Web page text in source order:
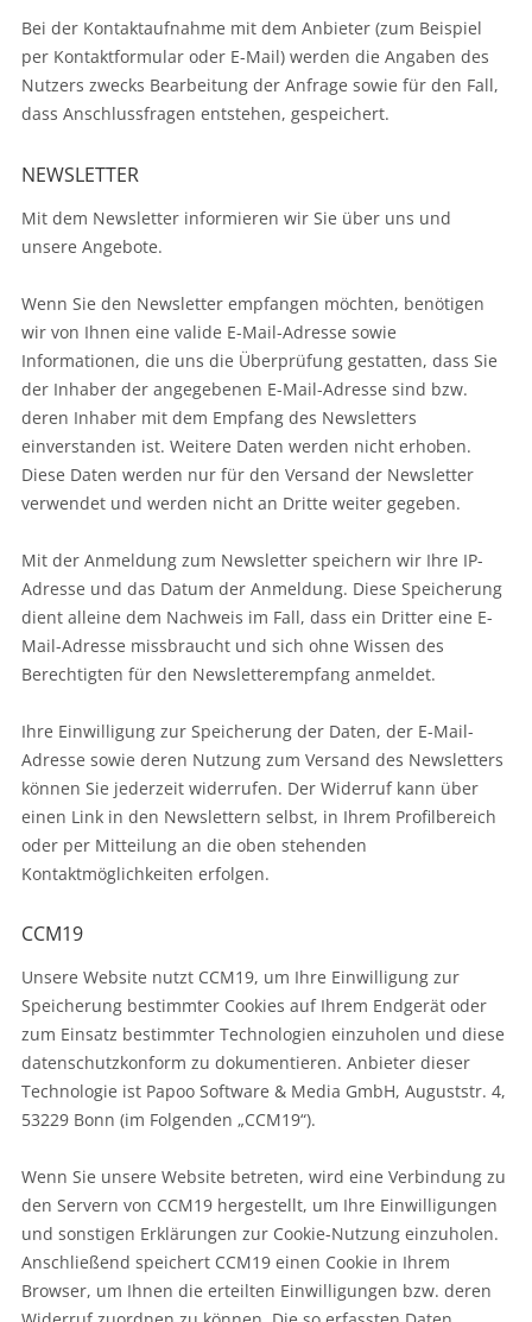
Bei der Kontaktaufnahme mit dem Anbieter (zum Beispiel
per Kontaktformular oder E-Mail) werden die Angaben des
Nutzers zwecks Bearbeitung der Anfrage sowie für den Fall,
dass Anschlussfragen entstehen, gespeichert.
NEWSLETTER
Mit dem Newsletter informieren wir Sie über uns und
unsere Angebote.
Wenn Sie den Newsletter empfangen möchten, benötigen
wir von Ihnen eine valide E-Mail-Adresse sowie
Informationen, die uns die Überprüfung gestatten, dass Sie
der Inhaber der angegebenen E-Mail-Adresse sind bzw.
deren Inhaber mit dem Empfang des Newsletters
einverstanden ist. Weitere Daten werden nicht erhoben.
Diese Daten werden nur für den Versand der Newsletter
verwendet und werden nicht an Dritte weiter gegeben.
Mit der Anmeldung zum Newsletter speichern wir Ihre IP-
Adresse und das Datum der Anmeldung. Diese Speicherung
dient alleine dem Nachweis im Fall, dass ein Dritter eine E-
Mail-Adresse missbraucht und sich ohne Wissen des
Berechtigten für den Newsletterempfang anmeldet.
Ihre Einwilligung zur Speicherung der Daten, der E-Mail-
Adresse sowie deren Nutzung zum Versand des Newsletters
können Sie jederzeit widerrufen. Der Widerruf kann über
einen Link in den Newslettern selbst, in Ihrem Profilbereich
oder per Mitteilung an die oben stehenden
Kontaktmöglichkeiten erfolgen.
CCM19
Unsere Website nutzt CCM19, um Ihre Einwilligung zur
Speicherung bestimmter Cookies auf Ihrem Endgerät oder
zum Einsatz bestimmter Technologien einzuholen und diese
datenschutzkonform zu dokumentieren. Anbieter dieser
Technologie ist Papoo Software & Media GmbH, Auguststr. 4,
53229 Bonn (im Folgenden „CCM19“).
Wenn Sie unsere Website betreten, wird eine Verbindung zu
den Servern von CCM19 hergestellt, um Ihre Einwilligungen
und sonstigen Erklärungen zur Cookie-Nutzung einzuholen.
Anschließend speichert CCM19 einen Cookie in Ihrem
Browser, um Ihnen die erteilten Einwilligungen bzw. deren